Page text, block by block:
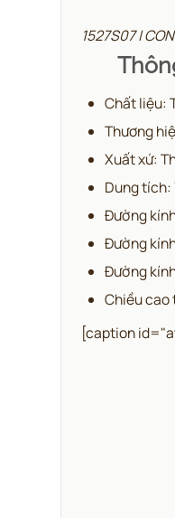
1527S07 |
Chất liệu:
Thương
Xuất xứ:
Dung tích:
Đường
Đường
Đường
Chiều cao
[caption